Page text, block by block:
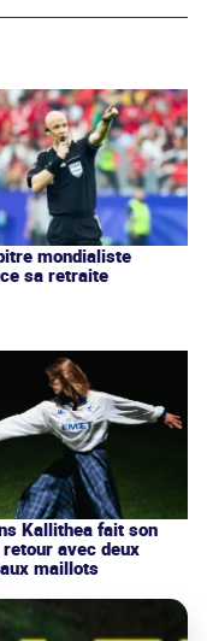
mondialiste
sa retraite
Kallithea fait son
avec deux
maillots